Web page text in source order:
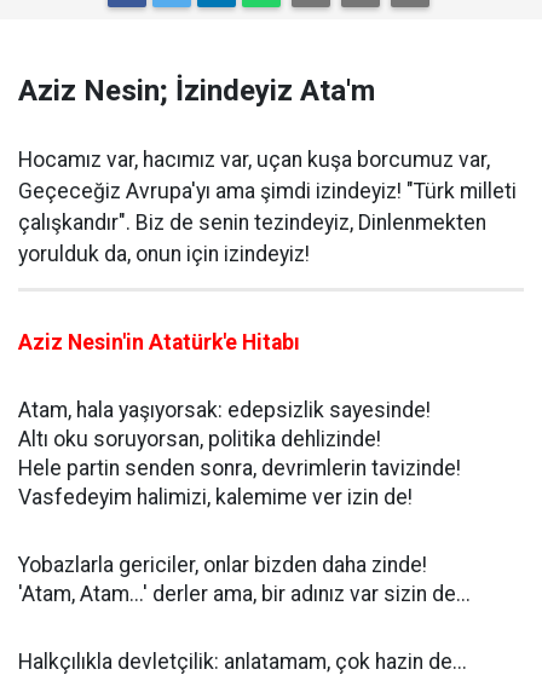
Aziz Nesin; İzindeyiz Ata'm
Hocamız var, hacımız var, uçan kuşa borcumuz var,
Geçeceğiz Avrupa'yı ama şimdi izindeyiz! "Türk milleti
çalışkandır". Biz de senin tezindeyiz, Dinlenmekten
yorulduk da, onun için izindeyiz!
Aziz Nesin'in Atatürk'e Hitabı
Atam, hala yaşıyorsak: edepsizlik sayesinde!
Altı oku soruyorsan, politika dehlizinde!
Hele partin senden sonra, devrimlerin tavizinde!
Vasfedeyim halimizi, kalemime ver izin de!
Yobazlarla gericiler, onlar bizden daha zinde!
'Atam, Atam...' derler ama, bir adınız var sizin de...
Halkçılıkla devletçilik: anlatamam, çok hazin de...